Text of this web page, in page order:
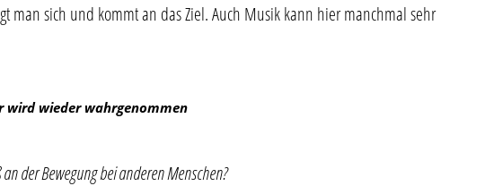
man sich und kommt an das Ziel. Auch Musik kann hier manchmal sehr
wird wieder wahrgenommen
an der Bewegung bei anderen Menschen?